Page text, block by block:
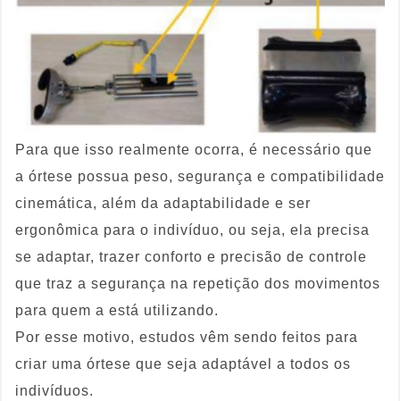
Para que isso realmente ocorra, é necessário que
a órtese possua peso, segurança e compatibilidade
cinemática, além da adaptabilidade e ser
ergonômica para o indivíduo, ou seja, ela precisa
se adaptar, trazer conforto e precisão de controle
que traz a segurança na repetição dos movimentos
para quem a está utilizando.
Por esse motivo, estudos vêm sendo feitos para
criar uma órtese que seja adaptável a todos os
indivíduos.